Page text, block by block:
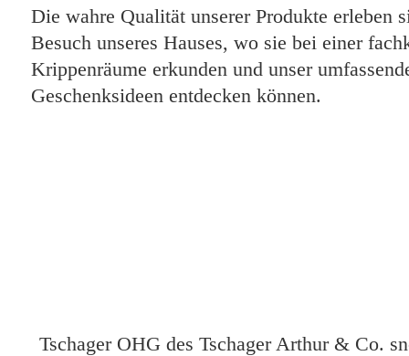
Die wahre Qualität unserer Produkte erleben
Besuch unseres Hauses, wo sie bei einer
Krippenräume erkunden und unser
Geschenksideen entdecken können.
Tschager OHGdes Tschager Arthur & Co.